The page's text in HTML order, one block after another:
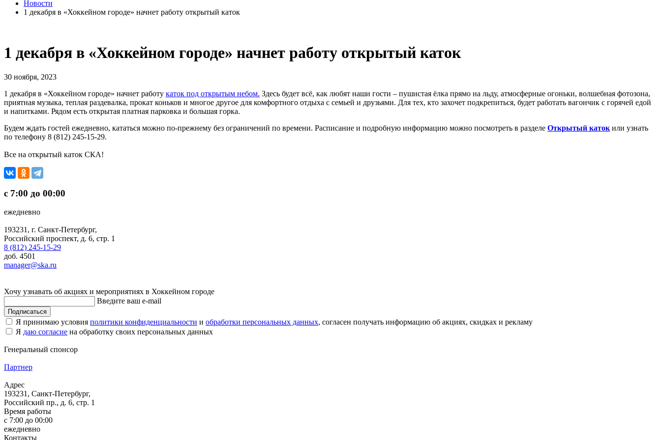
Новости
1 декабря в «Хоккейном городе» начнет работу открытый каток
1 декабря в «Хоккейном городе» начнет работу открытый каток
30 ноября, 2023
1 декабря в «Хоккейном городе» начнет работу каток под открытым небом. Здесь будет всё, как любят наши гости – пушистая ёлка прямо на льду, атмосферные огоньки, волшебная фотозона,
приятная музыка, теплая раздевалка, прокат коньков и многое другое для комфортного отдыха с семьей и друзьями. Для тех, кто захочет подкрепиться, будет работать вагончик с горячей едой
и напитками. Рядом есть открытая платная парковка и большая горка.
Будем ждать гостей ежедневно, кататься можно по-прежнему без ограничений по времени. Расписание и подробную информацию можно посмотреть в разделе Открытый каток или узнать
по телефону 8 (812) 245-15-29.
Все на открытый каток СКА!
с 7:00 до 00:00
ежедневно
193231, г. Санкт-Петербург,
Российский проспект, д. 6, стр. 1
8 (812) 245-15-29
доб. 4501
manager@ska.ru
Хочу узнавать об акциях и мероприятиях в Хоккейном городе
Введите ваш e-mail
Подписаться
Я принимаю условия политики конфиденциальности и обработки персональных данных, согласен получать информацию об акциях, скидках и рекламу
Я даю согласие на обработку своих персональных данных
Генеральный спонсор
Партнер
Адрес
193231, Санкт-Петербург,
Российский пр., д. 6, стр. 1
Время работы
с 7:00 до 00:00
ежедневно
Контакты